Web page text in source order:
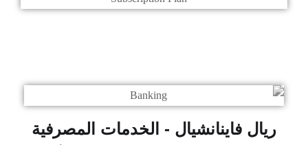
ريال فاينانشيال - الخدمات المصرفية